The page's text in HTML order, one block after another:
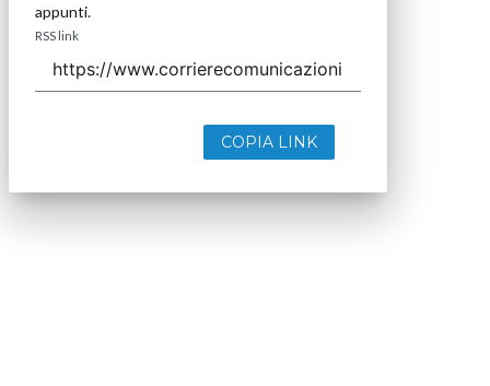
appunti.
RSS link
COPIA LINK